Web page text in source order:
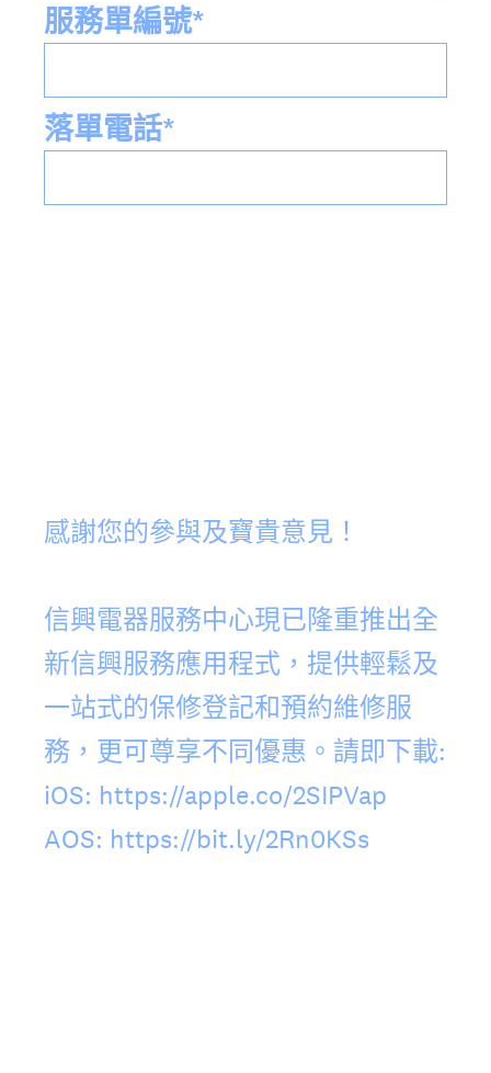
服務單編號*
落單電話*
感謝您的參與及寶貴意見！
信興電器服務中心現已隆重推出全
新信興服務應用程式，提供輕鬆及
一站式的保修登記和預約維修服
務，更可尊享不同優惠。請即下載:
iOS: https://apple.co/2SIPVap
AOS: https://bit.ly/2Rn0KSs